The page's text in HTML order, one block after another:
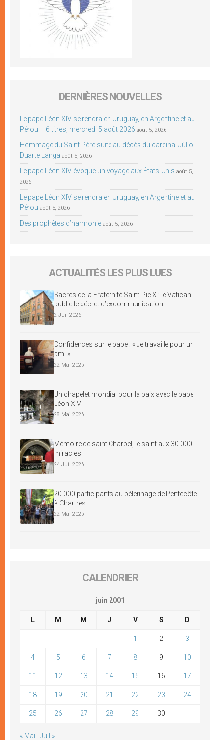
DERNIÈRES NOUVELLES
Le pape Léon XIV se rendra en Uruguay, en Argentine et au
Pérou – 6 titres, mercredi 5 août 2026 août 5, 2026
Hommage du Saint-Père suite au décès du cardinal Júlio
Duarte Langa août 5, 2026
Le pape Léon XIV évoque un voyage aux États-Unis août 5,
2026
Le pape Léon XIV se rendra en Uruguay, en Argentine et au
Pérou août 5, 2026
Des prophètes d’harmonie août 5, 2026
ACTUALITÉS LES PLUS LUES
Sacres de la Fraternité Saint-Pie X : le Vatican
publie le décret d’excommunication
2 Juil 2026
Confidences sur le pape : « Je travaille pour un
ami »
22 Mai 2026
Un chapelet mondial pour la paix avec le pape
Léon XIV
28 Mai 2026
Mémoire de saint Charbel, le saint aux 30 000
miracles
24 Juil 2026
20 000 participants au pèlerinage de Pentecôte
à Chartres
22 Mai 2026
CALENDRIER
juin 2001
L M M J V S D
1 2 3
4 5 6 7 8 9 10
11 12 13 14 15 16 17
18 19 20 21 22 23 24
25 26 27 28 29 30
« Mai Juil »